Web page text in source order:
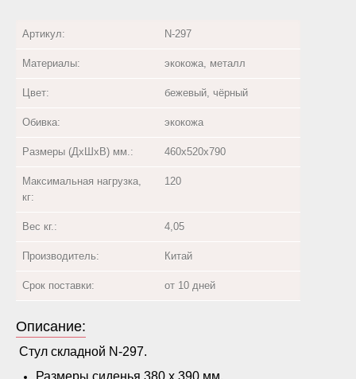
Артикул: N-297
Материалы: экокожа, металл
Цвет: бежевый, чёрный
Обивка: экокожа
Размеры (ДхШхВ) мм.: 460х520х790
Максимальная нагрузка,
кг:
120
Вес кг.: 4,05
Производитель: Китай
Срок поставки: от 10 дней
Описание:
Стул складной N-297.
Размеры сиденья 380 х 390 мм.